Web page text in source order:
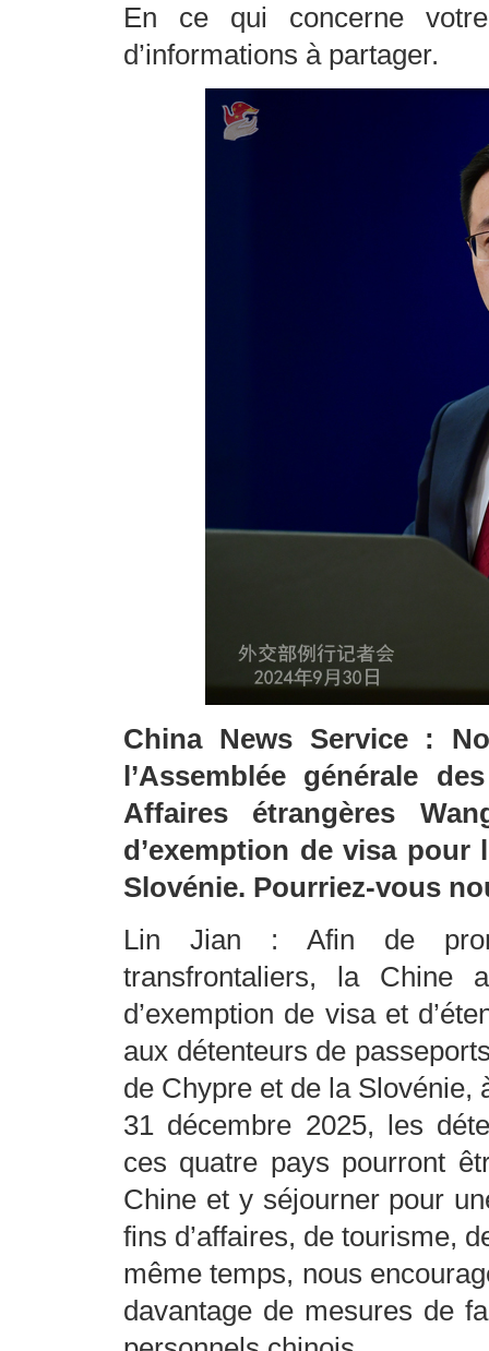
En ce qui concerne
d’informations à partager.
China News Service :
l’Assemblée générale
Affaires étrangères
d’exemption de visa pour
Slovénie. Pourriez-vous
Lin Jian : Afin de
transfrontaliers, la Chine
d’exemption de visa et
aux détenteurs de
de Chypre et de la Slovénie,
31 décembre 2025, les
ces quatre pays pourront
Chine et y séjourner pour
fins d’affaires, de tourisme,
même temps, nous
davantage de mesures de